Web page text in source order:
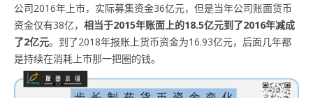
公司2016年上市，实际募集资金36亿元，但是当年公司账面货币
资金仅有38亿， 相当于2015年账面上的18.5亿元到了2016年减成
了2亿元。到了2018年报账上货币资金为16.93亿元，后面几年都
是持续在消耗上市那一把圈的钱。